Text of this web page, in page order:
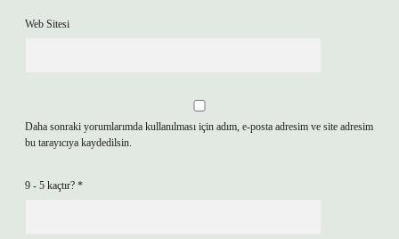
Web Sitesi
Daha sonraki yorumlarımda kullanılması için adım, e-posta adresim ve site adresim
bu tarayıcıya kaydedilsin.
9 - 5 kaçtır? *